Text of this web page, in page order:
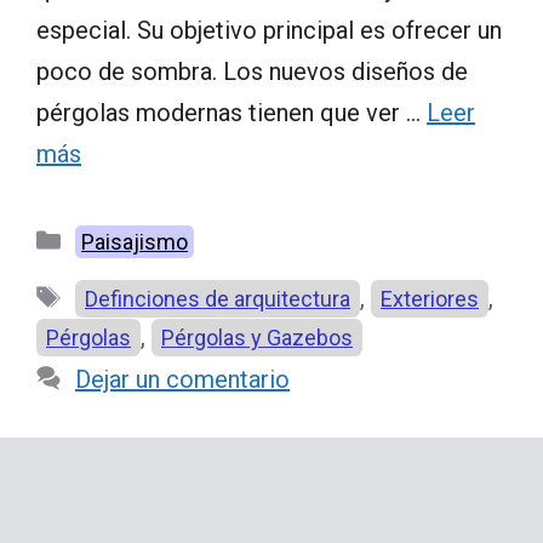
especial. Su objetivo principal es ofrecer un
poco de sombra. Los nuevos diseños de
pérgolas modernas tienen que ver … Leer
más
Categorías
Paisajismo
Etiquetas
Definciones de arquitectura , Exteriores ,
Pérgolas , Pérgolas y Gazebos
Dejar un comentario